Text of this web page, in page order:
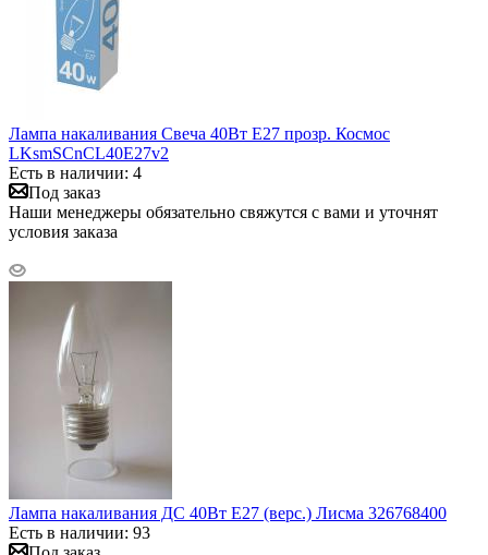
Лампа накаливания Свеча 40Вт E27 прозр. Космос
LKsmSCnCL40E27v2
Есть в наличии: 4
Под заказ
Наши менеджеры обязательно свяжутся с вами и уточнят
условия заказа
Лампа накаливания ДС 40Вт E27 (верс.) Лисма 326768400
Есть в наличии: 93